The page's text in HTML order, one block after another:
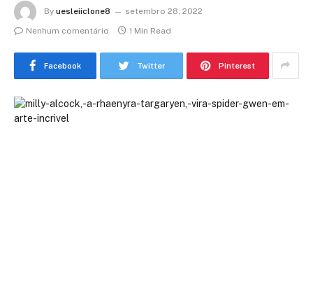
By uesleiiclone8
setembro 28, 2022
Nenhum comentário
1 Min Read
Facebook Twitter Pinterest